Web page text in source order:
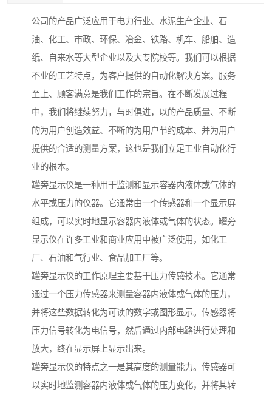
公司的产品广泛应用于电力行业、水泥生产企业、石
油、化工、市政、环保、冶金、铁路、机车、船舶、造
纸、自来水等大型企业以及大专院校等。我们可以根据
不业的工艺特点，为客户提供的自动化解决方案。服务
至上、顾客满意是我们工作的宗旨。在不断发展过程
中，我们将继续努力，与时俱进，以的产品质量、不断
的为用户创造效益、不断的为用户节约成本、并为用户
提供的合适的测量方案，这也是我们立足工业自动化行
业的根本。
罐旁显示仪是一种用于监测和显示容器内液体或气体的
水平或压力的仪器。它通常由一个传感器和一个显示屏
组成，可以实时地显示容器内液体或气体的状态。罐旁
显示仪在许多工业和商业应用中被广泛使用，如化工
厂、石油和气行业、食品加工厂等。
罐旁显示仪的工作原理主要基于压力传感技术。它通常
通过一个压力传感器来测量容器内液体或气体的压力，
并将这些数据转化为可读的数字或图形显示。传感器将
压力信号转化为电信号，然后通过内部电路进行处理和
放大，终在显示屏上显示出来。
罐旁显示仪的特点之一是其高度的测量能力。传感器可
以实时地监测容器内液体或气体的压力变化，并将其转